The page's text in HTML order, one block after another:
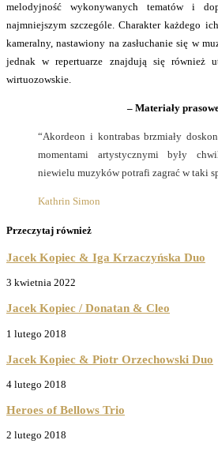
melodyjność wykonywanych tematów i
najmniejszym szczególe. Charakter każdego
kameralny, nastawiony na zasłuchanie się w
jednak w repertuarze znajdują się również
wirtuozowskie.
– Materiały
“Akordeon i kontrabas brzmiały
momentami artystycznymi były
niewielu muzyków potrafi zagrać w taki
Kathrin Simon
Przeczytaj również
Jacek Kopiec & Iga Krzaczyńska Duo
3 kwietnia 2022
Jacek Kopiec / Donatan & Cleo
1 lutego 2018
Jacek Kopiec & Piotr Orzechowski Duo
4 lutego 2018
Heroes of Bellows Trio
2 lutego 2018